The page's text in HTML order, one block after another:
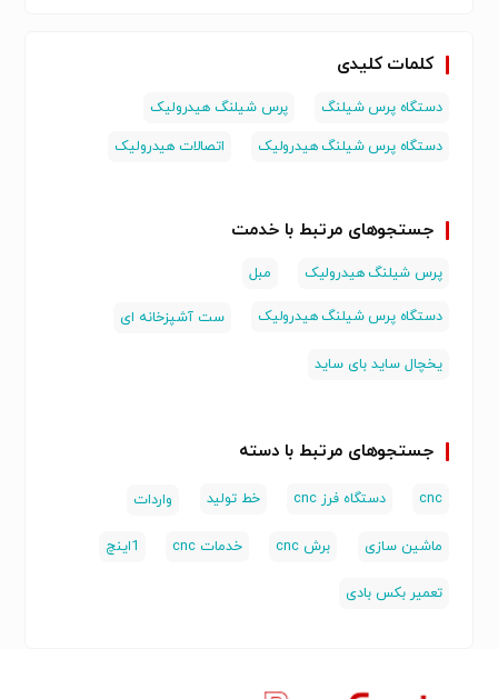
کلمات کلیدی
دستگاه پرس شیلنگ
پرس شیلنگ هیدرولیک
دستگاه پرس شیلنگ هیدرولیک
اتصالات هیدرولیک
جستجوهای مرتبط با خدمت
پرس شیلنگ هیدرولیک مبل
دستگاه پرس شیلنگ هیدرولیک ست آشپزخانه ای
یخچال ساید بای ساید
جستجوهای مرتبط با دسته
cnc دستگاه فرز cnc خط تولید واردات
ماشین سازی برش cnc خدمات cnc 1اینچ
تعمیر بکس بادی